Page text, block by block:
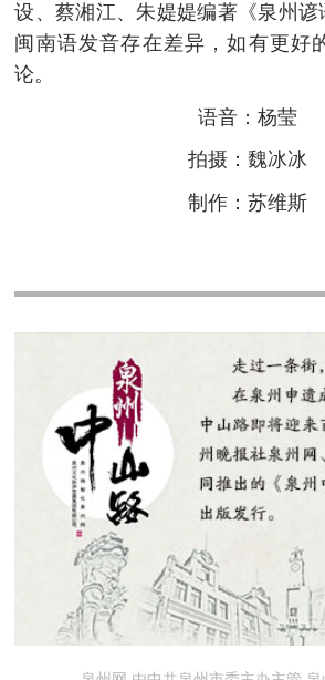
设、蔡湘江、朱媞媞编著《泉州谚
闽南语发音存在差异，如有更好
论。
语音：杨莹
拍摄：魏冰冰
制作：苏维斯